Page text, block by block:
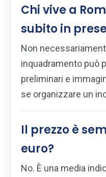
Chi vive a
subito in
Non
inquadramento può
preliminari e
se organizzare un
Il prezzo è
euro?
No. È una media